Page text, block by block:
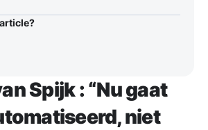
Spijk : “Nu gaat
niet